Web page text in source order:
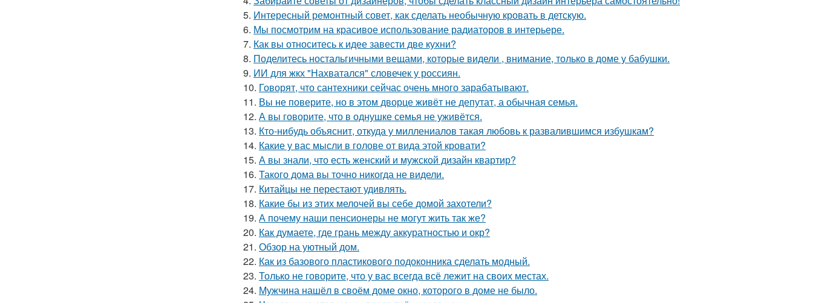
5. Интересный ремонтный совет, как сделать необычную кровать в детскую.
6. Мы посмотрим на красивое использование радиаторов в интерьере.
7. Как вы относитесь к идее завести две кухни?
8. Поделитесь ностальгичными вещами, которые видели , внимание, только в доме у бабушки.
9. ИИ для жкх "Нахватался" словечек у россиян.
10. Говорят, что сантехники сейчас очень много зарабатывают.
11. Вы не поверите, но в этом дворце живёт не депутат, а обычная семья.
12. А вы говорите, что в однушке семья не уживётся.
13. Кто-нибудь объяснит, откуда у миллениалов такая любовь к развалившимся избушкам?
14. Какие у вас мысли в голове от вида этой кровати?
15. А вы знали, что есть женский и мужской дизайн квартир?
16. Такого дома вы точно никогда не видели.
17. Китайцы не перестают удивлять.
18. Какие бы из этих мелочей вы себе домой захотели?
19. А почему наши пенсионеры не могут жить так же?
20. Как думаете, где грань между аккуратностью и окр?
21. Обзор на уютный дом.
22. Как из базового пластикового подоконника сделать модный.
23. Только не говорите, что у вас всегда всё лежит на своих местах.
24. Мужчина нашёл в своём доме окно, которого в доме не было.